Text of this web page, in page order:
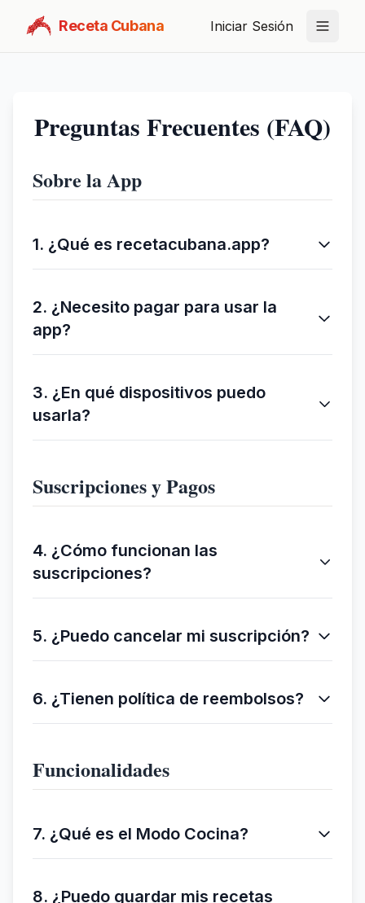
Receta Cubana Iniciar Sesión
Preguntas Frecuentes (FAQ)
Sobre la App
1. ¿Qué es recetacubana.app?
2. ¿Necesito pagar para usar la
app?
3. ¿En qué dispositivos puedo
usarla?
Suscripciones y Pagos
4. ¿Cómo funcionan las
suscripciones?
5. ¿Puedo cancelar mi suscripción?
6. ¿Tienen política de reembolsos?
Funcionalidades
7. ¿Qué es el Modo Cocina?
8. ¿Puedo guardar mis recetas